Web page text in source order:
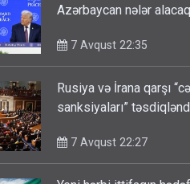
Azərbaycan nələr
7 Avqust 22:35
Rusiya və İrana qarşı
sanksiyaları”
7 Avqust 22:27